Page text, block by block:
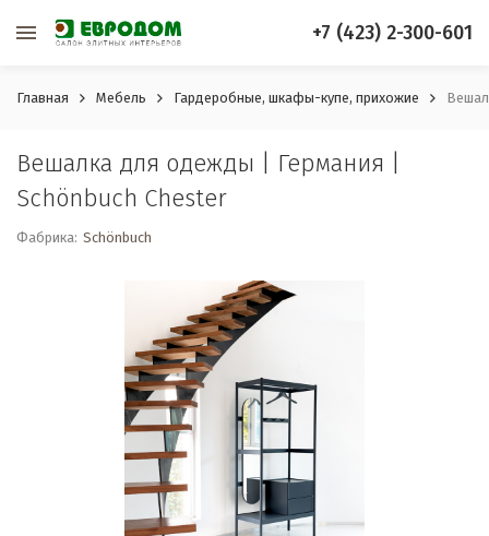
+7 (423) 2-300-601
Главная Мебель Гардеробные, шкафы-купе, прихожие
Вешалка для одежды | Германия |
Schönbuch Chester
Фабрика: Schönbuch